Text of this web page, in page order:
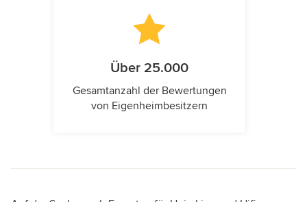
Über 25.000
Gesamtanzahl der Bewertungen
von Eigenheimbesitzern